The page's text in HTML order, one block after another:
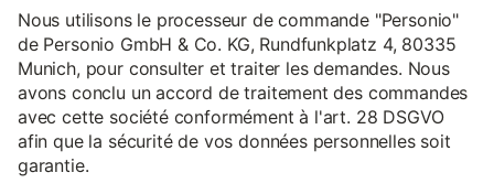
Nous utilisons le processeur de commande "Personio"
de Personio GmbH & Co. KG, Rundfunkplatz 4, 80335
Munich, pour consulter et traiter les demandes. Nous
avons conclu un accord de traitement des commandes
avec cette société conformément à l'art. 28 DSGVO
afin que la sécurité de vos données personnelles soit
garantie.